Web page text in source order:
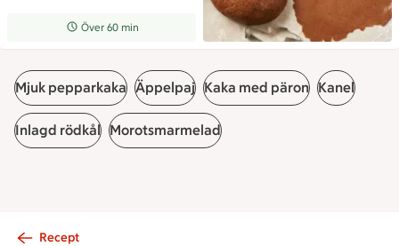
Receptet tar Över 60 min att tillaga
Över 60 min
Mjuk pepparkaka Äppelpaj Kaka med päron Kanel
Inlagd rödkål Morotsmarmelad
Recept